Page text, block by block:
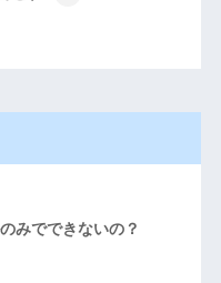
みでできないの？